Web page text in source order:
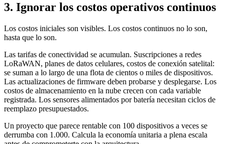
3. Ignorar los costos operativos continuos
Los costos iniciales son visibles. Los costos continuos no lo son,
hasta que lo son.
Las tarifas de conectividad se acumulan. Suscripciones a redes
LoRaWAN, planes de datos celulares, costos de conexión satelital:
se suman a lo largo de una flota de cientos o miles de dispositivos.
Las actualizaciones de firmware deben probarse y desplegarse. Los
costos de almacenamiento en la nube crecen con cada variable
registrada. Los sensores alimentados por batería necesitan ciclos de
reemplazo presupuestados.
Un proyecto que parece rentable con 100 dispositivos a veces se
derrumba con 1.000. Calcula la economía unitaria a plena escala